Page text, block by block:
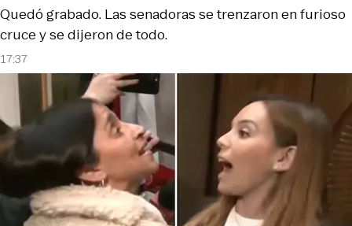
17:37
Quedó grabado. Las senadoras se trenzaron en furioso
cruce y se dijeron de todo.